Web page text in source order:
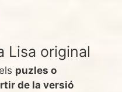
Lisa original
puzles o
de la versió